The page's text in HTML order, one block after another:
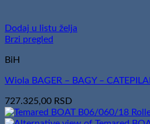
Dodaj u listu želja
Brzi pregled
BiH
Wiola BAGER – BAGY –
727.325,00 RSD